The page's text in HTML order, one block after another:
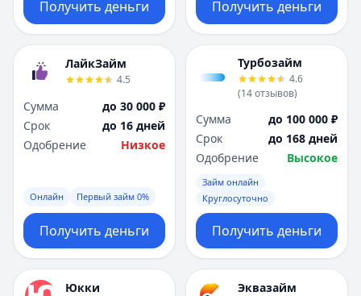
Получить деньги Получить деньги
ЛайкЗайм
4.5
Сумма
до 30 000 ₽
Срок
до 16 дней
Одобрение
Низкое
Онлайн Первый займ 0%
Получить деньги
Турбозайм
4.6
(14отзывов)
Сумма
до 100 000 ₽
Срок
до 168 дней
Одобрение
Высокое
Займ онлайн
Круглосуточно
Получить деньги
Юкки Эквазайм